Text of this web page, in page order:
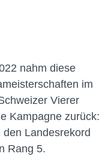
nahm diese
im
Vierer
Kampagne zurück:
Landesrekord
Rang 5.